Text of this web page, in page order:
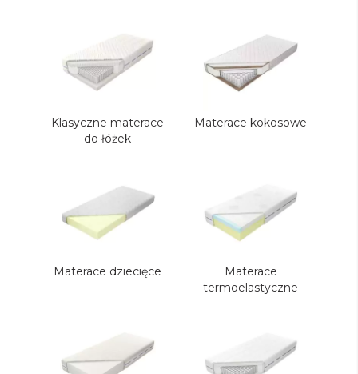
Klasyczne materace
do łóżek
Materace kokosowe
Materace dziecięce
Materace
termoelastyczne